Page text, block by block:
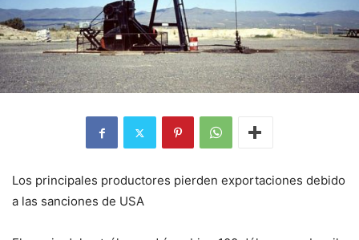
Los principales productores pierden exportaciones debido
a las sanciones de USA